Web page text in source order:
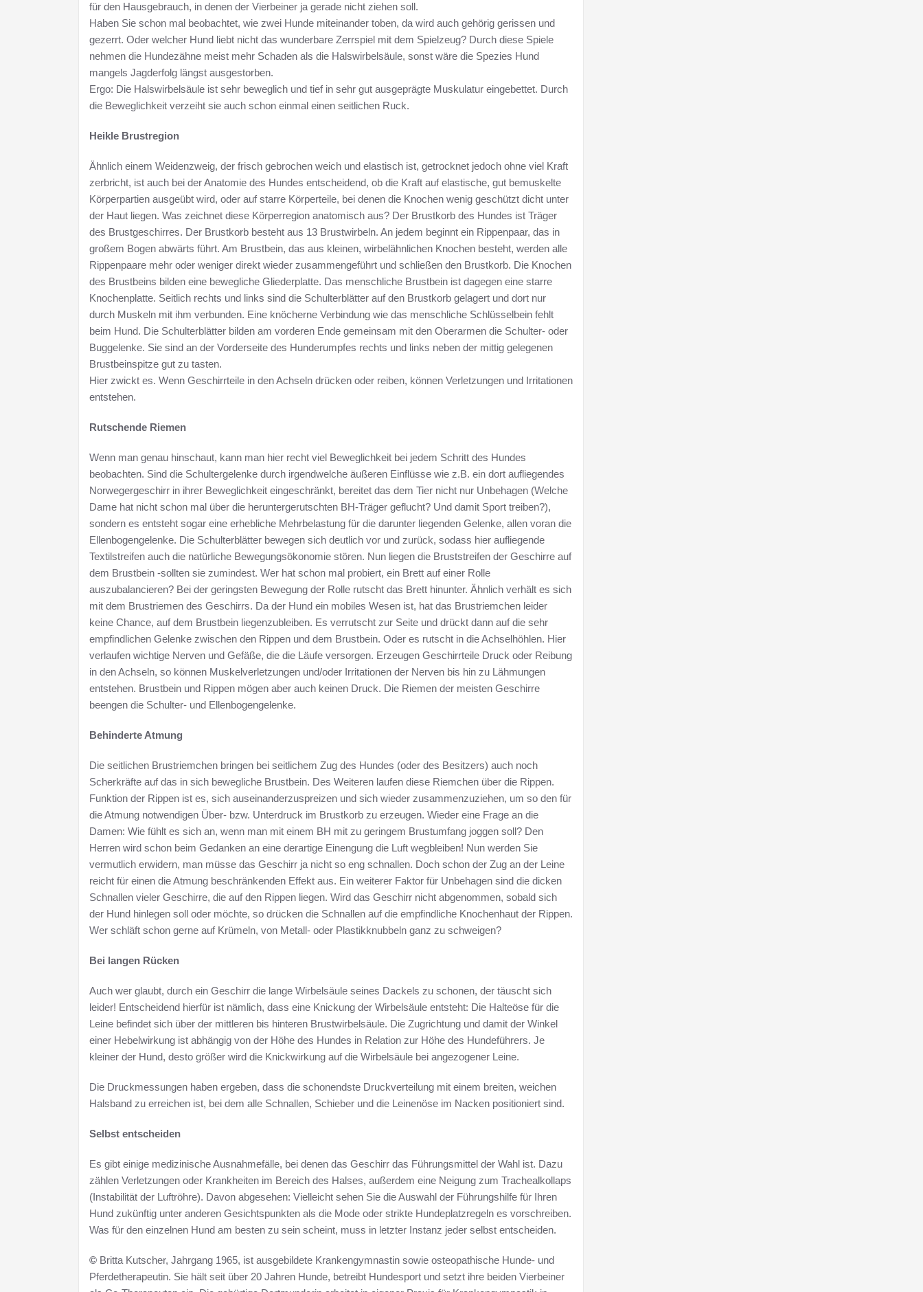
für den Hausgebrauch, in denen der Vierbeiner ja gerade nicht ziehen soll.
Haben Sie schon mal beobachtet, wie zwei Hunde miteinander toben, da wird auch gehörig gerissen und
gezerrt. Oder welcher Hund liebt nicht das wunderbare Zerrspiel mit dem Spielzeug? Durch diese Spiele
nehmen die Hundezähne meist mehr Schaden als die Halswirbelsäule, sonst wäre die Spezies Hund
mangels Jagderfolg längst ausgestorben.
Ergo: Die Halswirbelsäule ist sehr beweglich und tief in sehr gut ausgeprägte Muskulatur eingebettet. Durch
die Beweglichkeit verzeiht sie auch schon einmal einen seitlichen Ruck.
Heikle Brustregion
Ähnlich einem Weidenzweig, der frisch gebrochen weich und elastisch ist, getrocknet jedoch ohne viel Kraft
zerbricht, ist auch bei der Anatomie des Hundes entscheidend, ob die Kraft auf elastische, gut bemuskelte
Körperpartien ausgeübt wird, oder auf starre Körperteile, bei denen die Knochen wenig geschützt dicht unter
der Haut liegen. Was zeichnet diese Körperregion anatomisch aus? Der Brustkorb des Hundes ist Träger
des Brustgeschirres. Der Brustkorb besteht aus 13 Brustwirbeln. An jedem beginnt ein Rippenpaar, das in
großem Bogen abwärts führt. Am Brustbein, das aus kleinen, wirbelähnlichen Knochen besteht, werden alle
Rippenpaare mehr oder weniger direkt wieder zusammengeführt und schließen den Brustkorb. Die Knochen
des Brustbeins bilden eine bewegliche Gliederplatte. Das menschliche Brustbein ist dagegen eine starre
Knochenplatte. Seitlich rechts und links sind die Schulterblätter auf den Brustkorb gelagert und dort nur
durch Muskeln mit ihm verbunden. Eine knöcherne Verbindung wie das menschliche Schlüsselbein fehlt
beim Hund. Die Schulterblätter bilden am vorderen Ende gemeinsam mit den Oberarmen die Schulter- oder
Buggelenke. Sie sind an der Vorderseite des Hunderumpfes rechts und links neben der mittig gelegenen
Brustbeinspitze gut zu tasten.
Hier zwickt es. Wenn Geschirrteile in den Achseln drücken oder reiben, können Verletzungen und Irritationen
entstehen.
Rutschende Riemen
Wenn man genau hinschaut, kann man hier recht viel Beweglichkeit bei jedem Schritt des Hundes
beobachten. Sind die Schultergelenke durch irgendwelche äußeren Einflüsse wie z.B. ein dort aufliegendes
Norwegergeschirr in ihrer Beweglichkeit eingeschränkt, bereitet das dem Tier nicht nur Unbehagen (Welche
Dame hat nicht schon mal über die heruntergerutschten BH-Träger geflucht? Und damit Sport treiben?),
sondern es entsteht sogar eine erhebliche Mehrbelastung für die darunter liegenden Gelenke, allen voran die
Ellenbogengelenke. Die Schulterblätter bewegen sich deutlich vor und zurück, sodass hier aufliegende
Textilstreifen auch die natürliche Bewegungsökonomie stören. Nun liegen die Bruststreifen der Geschirre auf
dem Brustbein -sollten sie zumindest. Wer hat schon mal probiert, ein Brett auf einer Rolle
auszubalancieren? Bei der geringsten Bewegung der Rolle rutscht das Brett hinunter. Ähnlich verhält es sich
mit dem Brustriemen des Geschirrs. Da der Hund ein mobiles Wesen ist, hat das Brustriemchen leider
keine Chance, auf dem Brustbein liegenzubleiben. Es verrutscht zur Seite und drückt dann auf die sehr
empfindlichen Gelenke zwischen den Rippen und dem Brustbein. Oder es rutscht in die Achselhöhlen. Hier
verlaufen wichtige Nerven und Gefäße, die die Läufe versorgen. Erzeugen Geschirrteile Druck oder Reibung
in den Achseln, so können Muskelverletzungen und/oder Irritationen der Nerven bis hin zu Lähmungen
entstehen. Brustbein und Rippen mögen aber auch keinen Druck. Die Riemen der meisten Geschirre
beengen die Schulter- und Ellenbogengelenke.
Behinderte Atmung
Die seitlichen Brustriemchen bringen bei seitlichem Zug des Hundes (oder des Besitzers) auch noch
Scherkräfte auf das in sich bewegliche Brustbein. Des Weiteren laufen diese Riemchen über die Rippen.
Funktion der Rippen ist es, sich auseinanderzuspreizen und sich wieder zusammenzuziehen, um so den für
die Atmung notwendigen Über- bzw. Unterdruck im Brustkorb zu erzeugen. Wieder eine Frage an die
Damen: Wie fühlt es sich an, wenn man mit einem BH mit zu geringem Brustumfang joggen soll? Den
Herren wird schon beim Gedanken an eine derartige Einengung die Luft wegbleiben! Nun werden Sie
vermutlich erwidern, man müsse das Geschirr ja nicht so eng schnallen. Doch schon der Zug an der Leine
reicht für einen die Atmung beschränkenden Effekt aus. Ein weiterer Faktor für Unbehagen sind die dicken
Schnallen vieler Geschirre, die auf den Rippen liegen. Wird das Geschirr nicht abgenommen, sobald sich
der Hund hinlegen soll oder möchte, so drücken die Schnallen auf die empfindliche Knochenhaut der Rippen.
Wer schläft schon gerne auf Krümeln, von Metall- oder Plastikknubbeln ganz zu schweigen?
Bei langen Rücken
Auch wer glaubt, durch ein Geschirr die lange Wirbelsäule seines Dackels zu schonen, der täuscht sich
leider! Entscheidend hierfür ist nämlich, dass eine Knickung der Wirbelsäule entsteht: Die Halteöse für die
Leine befindet sich über der mittleren bis hinteren Brustwirbelsäule. Die Zugrichtung und damit der Winkel
einer Hebelwirkung ist abhängig von der Höhe des Hundes in Relation zur Höhe des Hundeführers. Je
kleiner der Hund, desto größer wird die Knickwirkung auf die Wirbelsäule bei angezogener Leine.
Die Druckmessungen haben ergeben, dass die schonendste Druckverteilung mit einem breiten, weichen
Halsband zu erreichen ist, bei dem alle Schnallen, Schieber und die Leinenöse im Nacken positioniert sind.
Selbst entscheiden
Es gibt einige medizinische Ausnahmefälle, bei denen das Geschirr das Führungsmittel der Wahl ist. Dazu
zählen Verletzungen oder Krankheiten im Bereich des Halses, außerdem eine Neigung zum Trachealkollaps
(Instabilität der Luftröhre). Davon abgesehen: Vielleicht sehen Sie die Auswahl der Führungshilfe für Ihren
Hund zukünftig unter anderen Gesichtspunkten als die Mode oder strikte Hundeplatzregeln es vorschreiben.
Was für den einzelnen Hund am besten zu sein scheint, muss in letzter Instanz jeder selbst entscheiden.
© Britta Kutscher, Jahrgang 1965, ist ausgebildete Krankengymnastin sowie osteopathische Hunde- und
Pferdetherapeutin. Sie hält seit über 20 Jahren Hunde, betreibt Hundesport und setzt ihre beiden Vierbeiner